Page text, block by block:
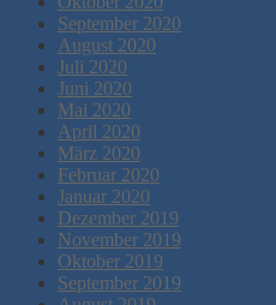
September 2020
August 2020
Juli 2020
Juni 2020
Mai 2020
April 2020
März 2020
Februar 2020
Januar 2020
Dezember 2019
November 2019
Oktober 2019
September 2019